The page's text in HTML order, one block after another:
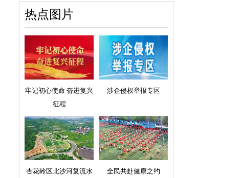
热点图片
牢记初心使命 奋进复兴
征程
涉企侵权举报专区
杏花岭区北沙河复流水
全民共赴健康之约